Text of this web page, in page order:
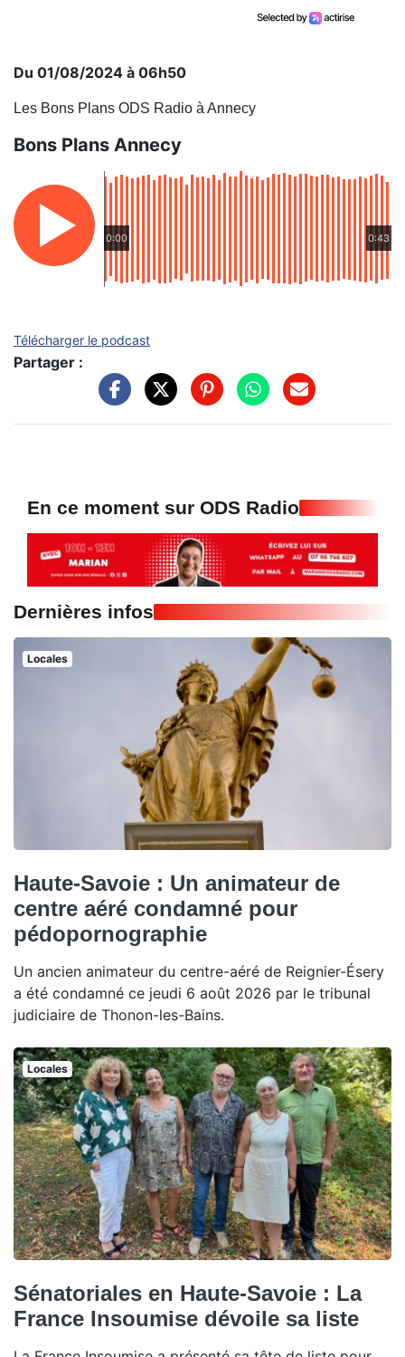
Du 01/08/2024 à 06h50
Les Bons Plans ODS Radio à Annecy
Bons Plans Annecy
0:00 0:43
Télécharger le podcast
Partager :
En ce moment sur ODS Radio
Dernières infos
Locales
Haute-Savoie : Un animateur de
centre aéré condamné pour
pédopornographie
Un ancien animateur du centre-aéré de Reignier-Ésery
a été condamné ce jeudi 6 août 2026 par le tribunal
judiciaire de Thonon-les-Bains.
Locales
Sénatoriales en Haute-Savoie : La
France Insoumise dévoile sa liste